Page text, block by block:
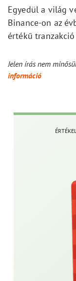
Egyedül a világ
Binance-on az
értékű
Jelen írás nem
információ